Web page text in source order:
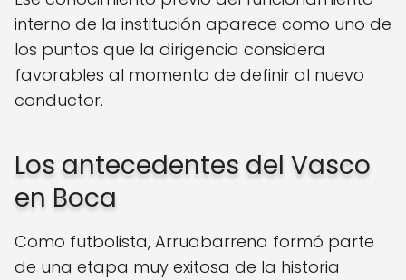
interno de la institución aparece como uno de
los puntos que la dirigencia considera
favorables al momento de definir al nuevo
conductor.
Los antecedentes del Vasco
en Boca
Como futbolista, Arruabarrena formó parte
de una etapa muy exitosa de la historia